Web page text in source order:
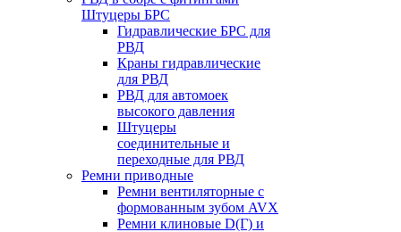
Штуцеры БРС
Гидравлические БРС для
РВД
Краны гидравлические
для РВД
РВД для автомоек
высокого давления
Штуцеры
соединительные и
переходные для РВД
Ремни приводные
Ремни вентиляторные с
формованным зубом AVX
Ремни клиновые D(Г) и